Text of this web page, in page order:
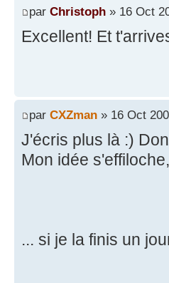
par Christoph » 16 Oct
Excellent! Et
par CXZman » 16 Oct
J'écris plus là :)
Mon idée
... si je la finis un